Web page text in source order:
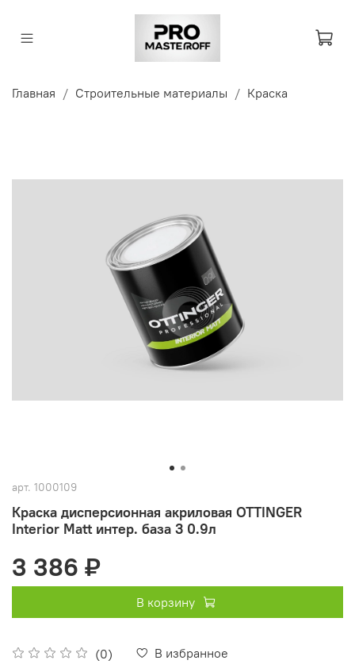
Главная Строительные материалы Краска
арт. 1000109
Краска дисперсионная акриловая OTTINGER
Interior Matt интер. база 3 0.9л
(0) В избранное
3 386 ₽
В корзину